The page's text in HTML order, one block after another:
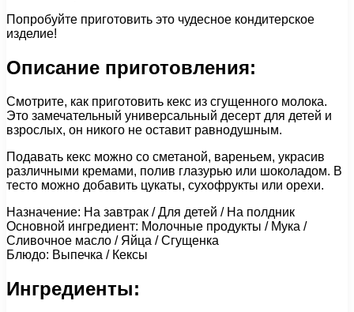
Попробуйте приготовить это чудесное кондитерское
изделие!
Описание приготовления:
Смотрите, как приготовить кекс из сгущенного молока.
Это замечательный универсальный десерт для детей и
взрослых, он никого не оставит равнодушным.
Подавать кекс можно со сметаной, вареньем, украсив
различными кремами, полив глазурью или шоколадом. В
тесто можно добавить цукаты, сухофрукты или орехи.
Назначение: На завтрак / Для детей / На полдник
Основной ингредиент: Молочные продукты / Мука /
Сливочное масло / Яйца / Сгущенка
Блюдо: Выпечка / Кексы
Ингредиенты: